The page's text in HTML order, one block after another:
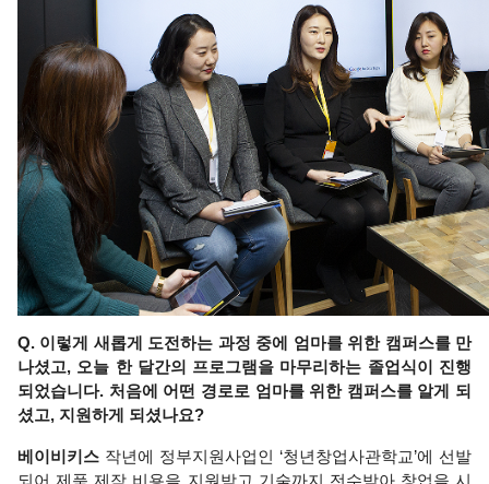
Q. 이렇게 새롭게 도전하는 과정 중에 엄마를 위한 캠퍼스를 만
나셨고, 오늘 한 달간의 프로그램을 마무리하는 졸업식이 진행
되었습니다. 처음에 어떤 경로로 엄마를 위한 캠퍼스를 알게 되
셨고, 지원하게 되셨나요?
베이비키스 작년에 정부지원사업인 ‘청년창업사관학교’에 선발